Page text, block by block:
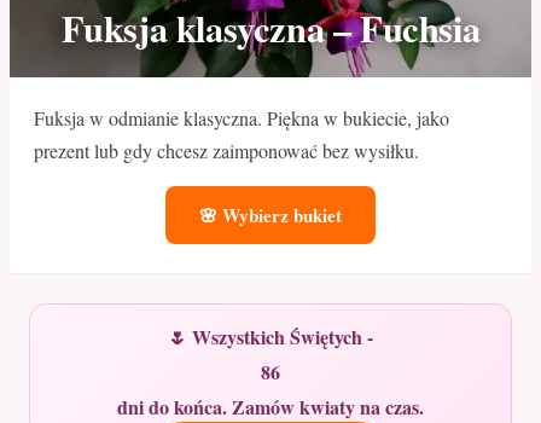
Fuksja klasyczna – Fuchsia
Fuksja w odmianie klasyczna. Piękna w bukiecie, jako
prezent lub gdy chcesz zaimponować bez wysiłku.
🌸 Wybierz bukiet
🌷 Wszystkich Świętych -
86
dni do końca. Zamów kwiaty na czas.